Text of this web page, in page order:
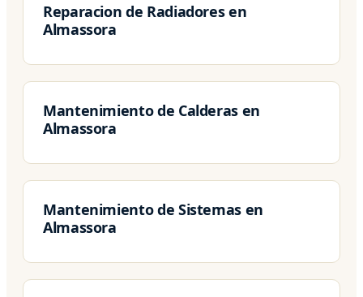
Reparacion de Radiadores en
Almassora
Mantenimiento de Calderas en
Almassora
Mantenimiento de Sistemas en
Almassora